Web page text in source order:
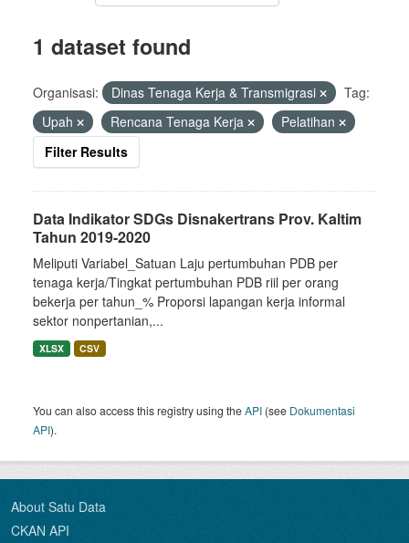
1 dataset found
Organisasi: Dinas Tenaga Kerja & Transmigrasi
Tag:
Upah
Rencana Tenaga Kerja
Pelatihan
Filter Results
Data Indikator SDGs Disnakertrans Prov. Kaltim
Tahun 2019-2020
Meliputi Variabel_Satuan Laju pertumbuhan PDB per
tenaga kerja/Tingkat pertumbuhan PDB riil per orang
bekerja per tahun_% Proporsi lapangan kerja informal
sektor nonpertanian,...
XLSX CSV
You can also access this registry using theAPI (see Dokumentasi
API).
About Satu Data
CKAN API